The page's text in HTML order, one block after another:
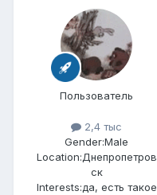
Пользователь
2,4 тыс
Gender:Male
Location:Днепропетров
ск
Interests:да, есть такое